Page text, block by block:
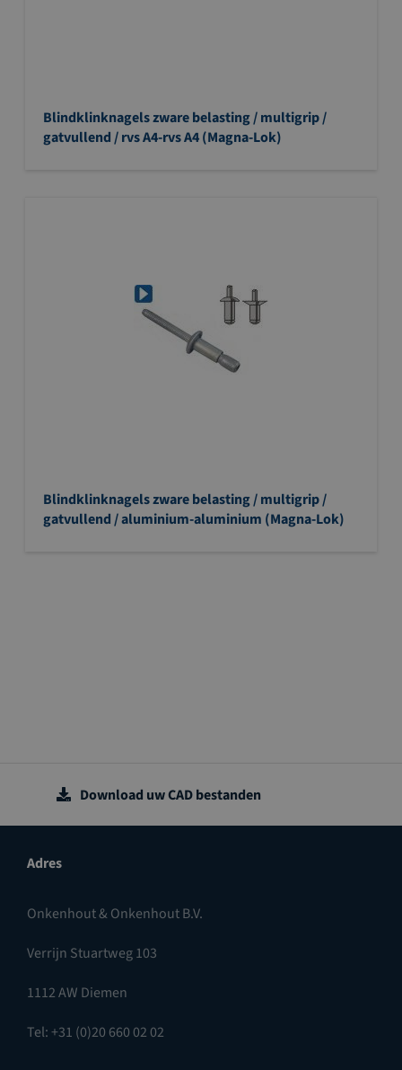
Blindklinknagels zware belasting / multigrip /
gatvullend / rvs A4-rvs A4 (Magna-Lok)
Blindklinknagels zware belasting / multigrip /
gatvullend / aluminium-aluminium (Magna-Lok)
Download uw CAD bestanden
Adres
Onkenhout & Onkenhout B.V.
Verrijn Stuartweg 103
1112 AW Diemen
Tel: +31 (0)20 660 02 02